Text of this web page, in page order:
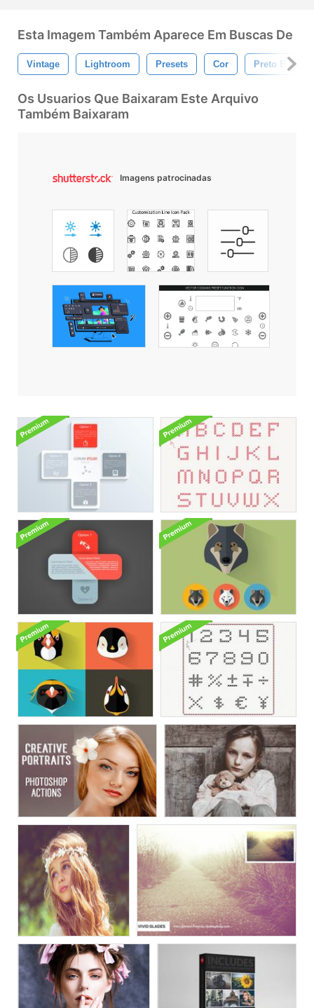
Esta Imagem Também Aparece Em Buscas De
Vintage Lightroom Presets Cor Preto E
Os Usuarios Que Baixaram Este Arquivo
Também Baixaram
Imagens patrocinadas